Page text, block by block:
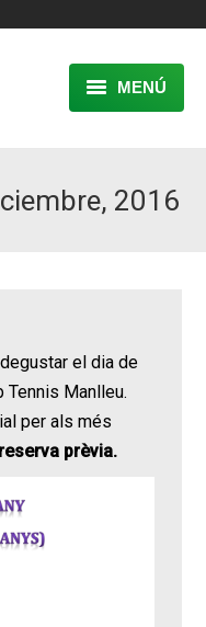
MENÚ
2016
el dia de
Tennis Manlleu.
per als més
prèvia.